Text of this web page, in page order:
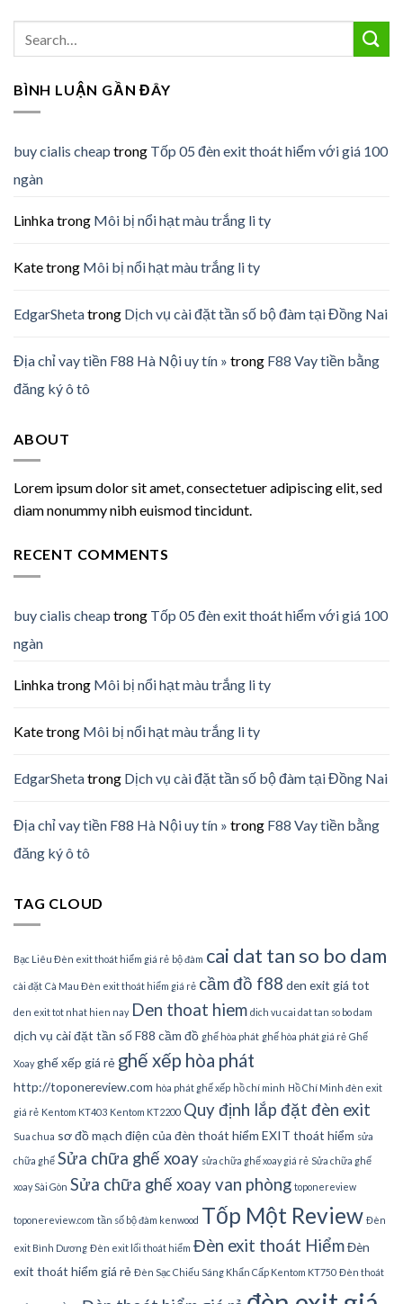
BÌNH LUẬN GẦN ĐÂY
buy cialis cheap trong Tốp 05 đèn exit thoát hiểm với giá 100
ngàn
Linhkatrong Môi bị nổi hạt màu trắng li ty
Katetrong Môi bị nổi hạt màu trắng li ty
EdgarShetatrong Dịch vụ cài đặt tần số bộ đàm tại Đồng Nai
Địa chỉ vay tiền F88 Hà Nội uy tín » trong F88 Vay tiền bằng
đăng ký ô tô
ABOUT
Lorem ipsum dolor sit amet, consectetuer adipiscing elit, sed
diam nonummy nibh euismod tincidunt.
RECENT COMMENTS
buy cialis cheap trong Tốp 05 đèn exit thoát hiểm với giá 100
ngàn
Linhkatrong Môi bị nổi hạt màu trắng li ty
Katetrong Môi bị nổi hạt màu trắng li ty
EdgarShetatrong Dịch vụ cài đặt tần số bộ đàm tại Đồng Nai
Địa chỉ vay tiền F88 Hà Nội uy tín » trong F88 Vay tiền bằng
đăng ký ô tô
TAG CLOUD
Bạc Liêu Đèn exit thoát hiểm giá rẻ bộ đàm cai dat tan so bo dam
cài đặt Cà Mau Đèn exit thoát hiểm giá rẻ cầm đồ f88 den exit giá tot
den exit tot nhat hien nay Den thoat hiem dich vu cai dat tan so bo dam
dịch vụ cài đặt tần sốF88 cầm đồ ghế hòa phát ghế hòa phát giá rẻ Ghế
Xoay ghế xếp giá rẻ ghế xếp hòa phát
http://toponereview.com hòa phát ghế xếp hồ chí minh Hồ Chí Minh đèn exit
giá rẻ Kentom KT403 Kentom KT2200 Quy định lắp đặt đèn exit
Sua chua sơ đồ mạch điện của đèn thoát hiểm EXIT thoát hiểm sửa
chữa ghế Sửa chữa ghế xoay sửa chữa ghế xoay giá rẻ Sửa chữa ghế
xoay Sài Gòn Sửa chữa ghế xoay van phòng toponereview
toponereview.com tần số bộ đàm kenwood Tốp Một Review Đèn
exit Bình Dương Đèn exit lối thoát hiểm Đèn exit thoát HiểmĐèn
exit thoát hiểm giá rẻ Đèn Sạc Chiếu Sáng Khẩn Cấp Kentom KT750 Đèn thoát